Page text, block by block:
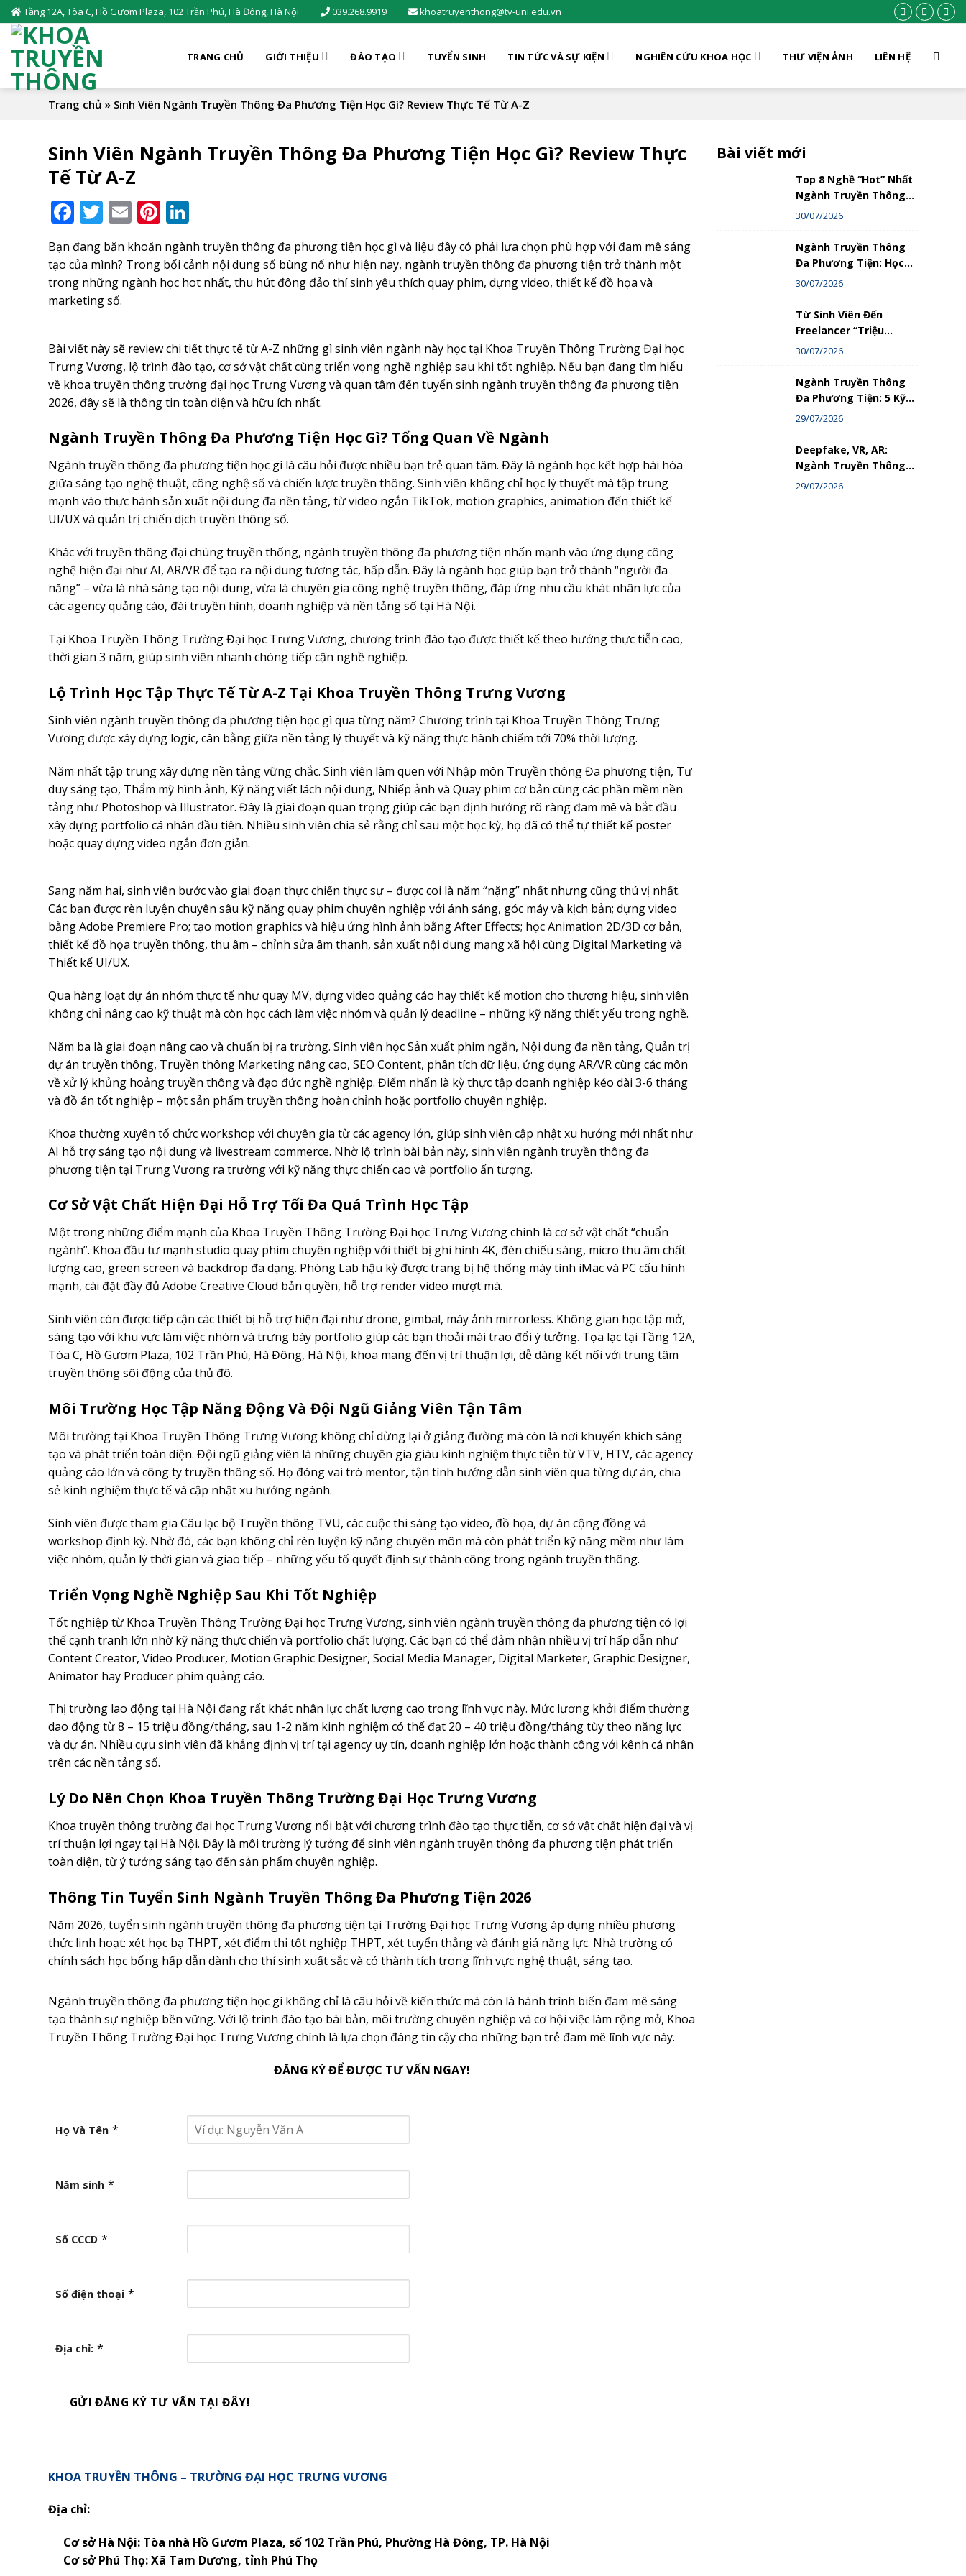
Skip
to
content
Tầng 12A, Tòa C, Hồ Gươm Plaza, 102 Trần Phú, Hà Đông, Hà Nội 039.268.9919 khoatruyenthong@tv-uni.edu.vn
TRANG CHỦ GIỚI THIỆU ĐÀO TẠO TUYỂN SINH TIN TỨC VÀ SỰ KIỆN NGHIÊN CỨU KHOA HỌC THƯ VIỆN ẢNH LIÊN HỆ
Trang chủ » Sinh Viên Ngành Truyền Thông Đa Phương Tiện Học Gì? Review Thực Tế Từ A-Z
Sinh Viên Ngành Truyền Thông Đa Phương Tiện Học Gì? Review Thực
Tế Từ A-Z
Facebook
Twitter
EmailPinterest
Bạn đang băn khoăn ngành truyền thông đa phương tiện học gì và liệu đây có phải lựa chọn phù hợp với đam mê sáng
tạo của mình? Trong bối cảnh nội dung số bùng nổ như hiện nay, ngành truyền thông đa phương tiện trở thành một
trong những ngành học hot nhất, thu hút đông đảo thí sinh yêu thích quay phim, dựng video, thiết kế đồ họa và
marketing số.
Bài viết này sẽ review chi tiết thực tế từ A-Z những gì sinh viên ngành này học tại Khoa Truyền Thông Trường Đại học
Trưng Vương, lộ trình đào tạo, cơ sở vật chất cùng triển vọng nghề nghiệp sau khi tốt nghiệp. Nếu bạn đang tìm hiểu
về khoa truyền thông trường đại học Trưng Vương và quan tâm đến tuyển sinh ngành truyền thông đa phương tiện
2026, đây sẽ là thông tin toàn diện và hữu ích nhất.
Ngành Truyền Thông Đa Phương Tiện Học Gì? Tổng Quan Về Ngành
Ngành truyền thông đa phương tiện học gì là câu hỏi được nhiều bạn trẻ quan tâm. Đây là ngành học kết hợp hài hòa
giữa sáng tạo nghệ thuật, công nghệ số và chiến lược truyền thông. Sinh viên không chỉ học lý thuyết mà tập trung
mạnh vào thực hành sản xuất nội dung đa nền tảng, từ video ngắn TikTok, motion graphics, animation đến thiết kế
UI/UX và quản trị chiến dịch truyền thông số.
Khác với truyền thông đại chúng truyền thống, ngành truyền thông đa phương tiện nhấn mạnh vào ứng dụng công
nghệ hiện đại như AI, AR/VR để tạo ra nội dung tương tác, hấp dẫn. Đây là ngành học giúp bạn trở thành “người đa
năng” – vừa là nhà sáng tạo nội dung, vừa là chuyên gia công nghệ truyền thông, đáp ứng nhu cầu khát nhân lực của
các agency quảng cáo, đài truyền hình, doanh nghiệp và nền tảng số tại Hà Nội.
Tại Khoa Truyền Thông Trường Đại học Trưng Vương, chương trình đào tạo được thiết kế theo hướng thực tiễn cao,
thời gian 3 năm, giúp sinh viên nhanh chóng tiếp cận nghề nghiệp.
Lộ Trình Học Tập Thực Tế Từ A-Z Tại Khoa Truyền Thông Trưng Vương
Sinh viên ngành truyền thông đa phương tiện học gì qua từng năm? Chương trình tại Khoa Truyền Thông Trưng
Vương được xây dựng logic, cân bằng giữa nền tảng lý thuyết và kỹ năng thực hành chiếm tới 70% thời lượng.
Năm nhất tập trung xây dựng nền tảng vững chắc. Sinh viên làm quen với Nhập môn Truyền thông Đa phương tiện, Tư
duy sáng tạo, Thẩm mỹ hình ảnh, Kỹ năng viết lách nội dung, Nhiếp ảnh và Quay phim cơ bản cùng các phần mềm nền
tảng như Photoshop và Illustrator. Đây là giai đoạn quan trọng giúp các bạn định hướng rõ ràng đam mê và bắt đầu
xây dựng portfolio cá nhân đầu tiên. Nhiều sinh viên chia sẻ rằng chỉ sau một học kỳ, họ đã có thể tự thiết kế poster
hoặc quay dựng video ngắn đơn giản.
Sang năm hai, sinh viên bước vào giai đoạn thực chiến thực sự – được coi là năm “nặng” nhất nhưng cũng thú vị nhất.
Các bạn được rèn luyện chuyên sâu kỹ năng quay phim chuyên nghiệp với ánh sáng, góc máy và kịch bản; dựng video
bằng Adobe Premiere Pro; tạo motion graphics và hiệu ứng hình ảnh bằng After Effects; học Animation 2D/3D cơ bản,
thiết kế đồ họa truyền thông, thu âm – chỉnh sửa âm thanh, sản xuất nội dung mạng xã hội cùng Digital Marketing và
Thiết kế UI/UX.
Qua hàng loạt dự án nhóm thực tế như quay MV, dựng video quảng cáo hay thiết kế motion cho thương hiệu, sinh viên
không chỉ nâng cao kỹ thuật mà còn học cách làm việc nhóm và quản lý deadline – những kỹ năng thiết yếu trong nghề.
Năm ba là giai đoạn nâng cao và chuẩn bị ra trường. Sinh viên học Sản xuất phim ngắn, Nội dung đa nền tảng, Quản trị
dự án truyền thông, Truyền thông Marketing nâng cao, SEO Content, phân tích dữ liệu, ứng dụng AR/VR cùng các môn
về xử lý khủng hoảng truyền thông và đạo đức nghề nghiệp. Điểm nhấn là kỳ thực tập doanh nghiệp kéo dài 3-6 tháng
và đồ án tốt nghiệp – một sản phẩm truyền thông hoàn chỉnh hoặc portfolio chuyên nghiệp.
Khoa thường xuyên tổ chức workshop với chuyên gia từ các agency lớn, giúp sinh viên cập nhật xu hướng mới nhất như
AI hỗ trợ sáng tạo nội dung và livestream commerce. Nhờ lộ trình bài bản này, sinh viên ngành truyền thông đa
phương tiện tại Trưng Vương ra trường với kỹ năng thực chiến cao và portfolio ấn tượng.
Cơ Sở Vật Chất Hiện Đại Hỗ Trợ Tối Đa Quá Trình Học Tập
Một trong những điểm mạnh của Khoa Truyền Thông Trường Đại học Trưng Vương chính là cơ sở vật chất “chuẩn
ngành”. Khoa đầu tư mạnh studio quay phim chuyên nghiệp với thiết bị ghi hình 4K, đèn chiếu sáng, micro thu âm chất
lượng cao, green screen và backdrop đa dạng. Phòng Lab hậu kỳ được trang bị hệ thống máy tính iMac và PC cấu hình
mạnh, cài đặt đầy đủ Adobe Creative Cloud bản quyền, hỗ trợ render video mượt mà.
Sinh viên còn được tiếp cận các thiết bị hỗ trợ hiện đại như drone, gimbal, máy ảnh mirrorless. Không gian học tập mở,
sáng tạo với khu vực làm việc nhóm và trưng bày portfolio giúp các bạn thoải mái trao đổi ý tưởng. Tọa lạc tại Tầng 12A,
Tòa C, Hồ Gươm Plaza, 102 Trần Phú, Hà Đông, Hà Nội, khoa mang đến vị trí thuận lợi, dễ dàng kết nối với trung tâm
truyền thông sôi động của thủ đô.
Môi Trường Học Tập Năng Động Và Đội Ngũ Giảng Viên Tận Tâm
Môi trường tại Khoa Truyền Thông Trưng Vương không chỉ dừng lại ở giảng đường mà còn là nơi khuyến khích sáng
tạo và phát triển toàn diện. Đội ngũ giảng viên là những chuyên gia giàu kinh nghiệm thực tiễn từ VTV, HTV, các agency
quảng cáo lớn và công ty truyền thông số. Họ đóng vai trò mentor, tận tình hướng dẫn sinh viên qua từng dự án, chia
sẻ kinh nghiệm thực tế và cập nhật xu hướng ngành.
Sinh viên được tham gia Câu lạc bộ Truyền thông TVU, các cuộc thi sáng tạo video, đồ họa, dự án cộng đồng và
workshop định kỳ. Nhờ đó, các bạn không chỉ rèn luyện kỹ năng chuyên môn mà còn phát triển kỹ năng mềm như làm
việc nhóm, quản lý thời gian và giao tiếp – những yếu tố quyết định sự thành công trong ngành truyền thông.
Triển Vọng Nghề Nghiệp Sau Khi Tốt Nghiệp
Tốt nghiệp từ Khoa Truyền Thông Trường Đại học Trưng Vương, sinh viên ngành truyền thông đa phương tiện có lợi
thế cạnh tranh lớn nhờ kỹ năng thực chiến và portfolio chất lượng. Các bạn có thể đảm nhận nhiều vị trí hấp dẫn như
Content Creator, Video Producer, Motion Graphic Designer, Social Media Manager, Digital Marketer, Graphic Designer,
Animator hay Producer phim quảng cáo.
Thị trường lao động tại Hà Nội đang rất khát nhân lực chất lượng cao trong lĩnh vực này. Mức lương khởi điểm thường
dao động từ 8 – 15 triệu đồng/tháng, sau 1-2 năm kinh nghiệm có thể đạt 20 – 40 triệu đồng/tháng tùy theo năng lực
và dự án. Nhiều cựu sinh viên đã khẳng định vị trí tại agency uy tín, doanh nghiệp lớn hoặc thành công với kênh cá nhân
trên các nền tảng số.
Lý Do Nên Chọn Khoa Truyền Thông Trường Đại Học Trưng Vương
Khoa truyền thông trường đại học Trưng Vương nổi bật với chương trình đào tạo thực tiễn, cơ sở vật chất hiện đại và vị
trí thuận lợi ngay tại Hà Nội. Đây là môi trường lý tưởng để sinh viên ngành truyền thông đa phương tiện phát triển
toàn diện, từ ý tưởng sáng tạo đến sản phẩm chuyên nghiệp.
Thông Tin Tuyển Sinh Ngành Truyền Thông Đa Phương Tiện 2026
Năm 2026, tuyển sinh ngành truyền thông đa phương tiện tại Trường Đại học Trưng Vương áp dụng nhiều phương
thức linh hoạt: xét học bạ THPT, xét điểm thi tốt nghiệp THPT, xét tuyển thẳng và đánh giá năng lực. Nhà trường có
chính sách học bổng hấp dẫn dành cho thí sinh xuất sắc và có thành tích trong lĩnh vực nghệ thuật, sáng tạo.
Ngành truyền thông đa phương tiện học gì không chỉ là câu hỏi về kiến thức mà còn là hành trình biến đam mê sáng
tạo thành sự nghiệp bền vững. Với lộ trình đào tạo bài bản, môi trường chuyên nghiệp và cơ hội việc làm rộng mở, Khoa
Truyền Thông Trường Đại học Trưng Vương chính là lựa chọn đáng tin cậy cho những bạn trẻ đam mê lĩnh vực này.
ĐĂNG KÝ ĐỂ ĐƯỢC TƯ VẤN NGAY!
Họ Và Tên *
Năm sinh *
Số CCCD *
Số điện thoại *
Địa chỉ: *
GỬI ĐĂNG KÝ TƯ VẤN TẠI ĐÂY!
KHOA TRUYỀN THÔNG – TRƯỜNG ĐẠI HỌC TRƯNG VƯƠNG
Địa chỉ:
Cơ sở Hà Nội: Tòa nhà Hồ Gươm Plaza, số 102 Trần Phú, Phường Hà Đông, TP. Hà Nội
Cơ sở Phú Thọ:Xã Tam Dương, tỉnh Phú Thọ
Bài viết mới
Top 8 Nghề “Hot” Nhất
Ngành Truyền Thông
Đa Phương Tiện – Bạn
30/07/2026
Ngành Truyền Thông
Đa Phương Tiện: Học
Gì, Làm Gì Và Thành
Hướng Dẫn Chi Tiết
30/07/2026
Từ Sinh Viên Đến
Freelancer “Triệu
View”: Hành Trình Thật
Thông Đa Phương Tiện
30/07/2026
Ngành Truyền Thông
Đa Phương Tiện: 5 Kỹ
Năng Bắt Buộc Phải Có
Loại Bỏ
29/07/2026
Deepfake, VR, AR:
Ngành Truyền Thông
Đa Phương Tiện Đang
29/07/2026